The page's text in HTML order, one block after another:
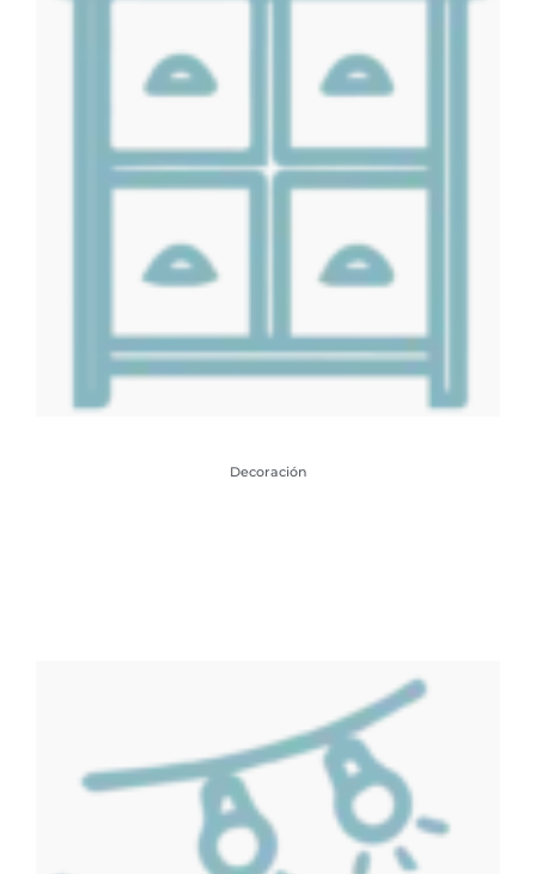
Decoración